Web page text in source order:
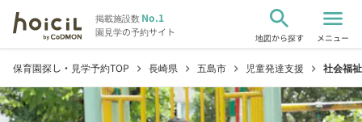
掲載施設数No.1
園見学の予約サイト
search
地図から探す
menu
メニュー
保育園探し・見学予約TOP chevron_right 長崎県 chevron_right 五島市 chevron_right 児童発達支援 chevron_right 社会福